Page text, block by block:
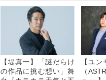
【堤真一】「謎だらけ
の作品に挑む想い」舞
【ユ
（